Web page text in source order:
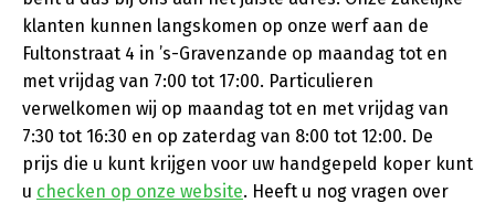
klanten kunnen langskomen op onze werf aan de
Fultonstraat 4 in ’s-Gravenzande op maandag tot en
met vrijdag van 7:00 tot 17:00. Particulieren
verwelkomen wij op maandag tot en met vrijdag van
7:30 tot 16:30 en op zaterdag van 8:00 tot 12:00. De
prijs die u kunt krijgen voor uw handgepeld koper kunt
u checken op onze website. Heeft u nog vragen over